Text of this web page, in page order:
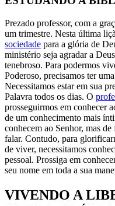
Prezado professor, com a
um trimestre. Nesta última
sociedade para a glória de
ministério seja agradar a
tenebroso. Para podermos
Poderoso, precisamos ter
Necessitamos estar em sua
Palavra todos os dias. O
prosseguirmos em conhecer
de um conhecimento mais
conhecem ao Senhor, mas
falar. Contudo, para
de viver, necessitamos
pessoal. Prossiga em
seu nome em toda a sua
VIVENDO A